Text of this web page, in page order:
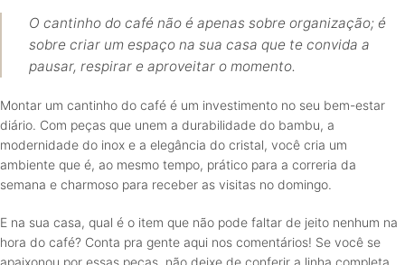
O cantinho do café não é apenas sobre organização; é
sobre criar um espaço na sua casa que te convida a
pausar, respirar e aproveitar o momento.
Montar um cantinho do café é um investimento no seu bem-estar
diário. Com peças que unem a durabilidade do bambu, a
modernidade do inox e a elegância do cristal, você cria um
ambiente que é, ao mesmo tempo, prático para a correria da
semana e charmoso para receber as visitas no domingo.
E na sua casa, qual é o item que não pode faltar de jeito nenhum na
hora do café? Conta pra gente aqui nos comentários! Se você se